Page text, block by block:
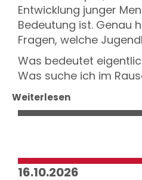
Entwicklung junger
Bedeutung ist. Genau
Fragen, welche
Was bedeutet
Was suche ich im
Weiterlesen
16.10.2026